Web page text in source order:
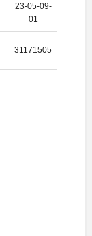
23-05-09-
01
31171505